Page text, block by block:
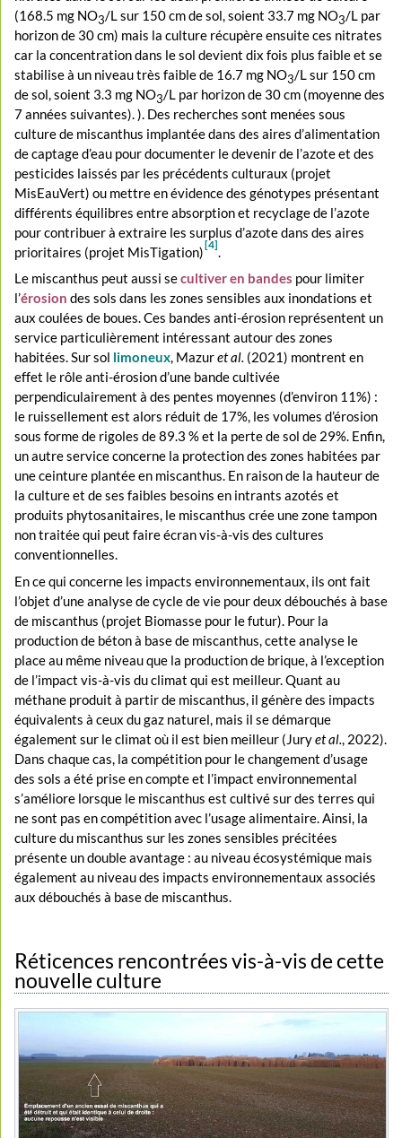
(168.5 mg NO3/L sur 150 cm de sol, soient 33.7 mg NO3/L par
horizon de 30 cm) mais la culture récupère ensuite ces nitrates
car la concentration dans le sol devient dix fois plus faible et se
stabilise à un niveau très faible de 16.7 mg NO3/L sur 150 cm
de sol, soient 3.3 mg NO3/L par horizon de 30 cm (moyenne des
7 années suivantes). ). Des recherches sont menées sous
culture de miscanthus implantée dans des aires d’alimentation
de captage d’eau pour documenter le devenir de l’azote et des
pesticides laissés par les précédents culturaux (projet
MisEauVert) ou mettre en évidence des génotypes présentant
différents équilibres entre absorption et recyclage de l’azote
pour contribuer à extraire les surplus d’azote dans des aires
prioritaires (projet MisTigation)[4].
Le miscanthus peut aussi secultiver en bandes pour limiter
l’érosion des sols dans les zones sensibles aux inondations et
aux coulées de boues. Ces bandes anti-érosion représentent un
service particulièrement intéressant autour des zones
habitées. Sur sol limoneux, Mazuret al. (2021) montrent en
effet le rôle anti-érosion d’une bande cultivée
perpendiculairement à des pentes moyennes (d’environ 11%) :
le ruissellement est alors réduit de 17%, les volumes d’érosion
sous forme de rigoles de 89.3 % et la perte de sol de 29%. Enfin,
un autre service concerne la protection des zones habitées par
une ceinture plantée en miscanthus. En raison de la hauteur de
la culture et de ses faibles besoins en intrants azotés et
produits phytosanitaires, le miscanthus crée une zone tampon
non traitée qui peut faire écran vis-à-vis des cultures
conventionnelles.
En ce qui concerne les impacts environnementaux, ils ont fait
l’objet d’une analyse de cycle de vie pour deux débouchés à base
de miscanthus (projet Biomasse pour le futur). Pour la
production de béton à base de miscanthus, cette analyse le
place au même niveau que la production de brique, à l’exception
de l’impact vis-à-vis du climat qui est meilleur. Quant au
méthane produit à partir de miscanthus, il génère des impacts
équivalents à ceux du gaz naturel, mais il se démarque
également sur le climat où il est bien meilleur (Juryet al., 2022).
Dans chaque cas, la compétition pour le changement d’usage
des sols a été prise en compte et l’impact environnemental
s’améliore lorsque le miscanthus est cultivé sur des terres qui
ne sont pas en compétition avec l’usage alimentaire. Ainsi, la
culture du miscanthus sur les zones sensibles précitées
présente un double avantage : au niveau écosystémique mais
également au niveau des impacts environnementaux associés
aux débouchés à base de miscanthus.
Réticences rencontrées vis-à-vis de cette
nouvelle culture